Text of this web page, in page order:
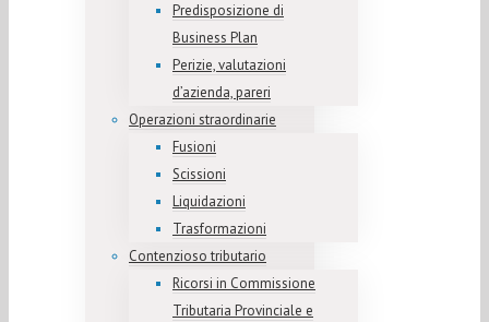
Predisposizione di
Business Plan
Perizie, valutazioni
d’azienda, pareri
Operazioni straordinarie
Fusioni
Scissioni
Liquidazioni
Trasformazioni
Contenzioso tributario
Ricorsi in Commissione
Tributaria Provinciale e